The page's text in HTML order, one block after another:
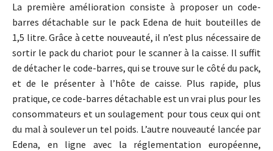
La première amélioration consiste à proposer un code-
barres détachable sur le pack Edena de huit bouteilles de
1,5 litre. Grâce à cette nouveauté, il n’est plus nécessaire de
sortir le pack du chariot pour le scanner à la caisse. Il suffit
de détacher le code-barres, qui se trouve sur le côté du pack,
et de le présenter à l’hôte de caisse. Plus rapide, plus
pratique, ce code-barres détachable est un vrai plus pour les
consommateurs et un soulagement pour tous ceux qui ont
du mal à soulever un tel poids. L’autre nouveauté lancée par
Edena, en ligne avec la réglementation européenne,